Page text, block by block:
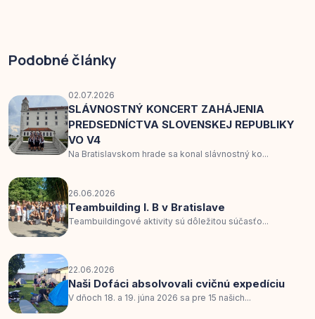
Podobné články
02.07.2026
SLÁVNOSTNÝ KONCERT ZAHÁJENIA
PREDSEDNÍCTVA SLOVENSKEJ REPUBLIKY
VO V4
Na Bratislavskom hrade sa konal slávnostný ko...
26.06.2026
Teambuilding I. B v Bratislave
Teambuildingové aktivity sú dôležitou súčasťo...
22.06.2026
Naši Dofáci absolvovali cvičnú expedíciu
V dňoch 18. a 19. júna 2026 sa pre 15 našich...